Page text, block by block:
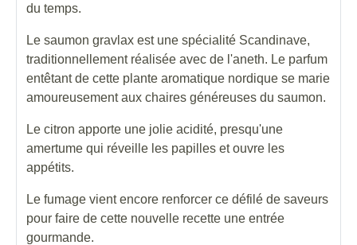
du temps.
Le saumon gravlax est une spécialité Scandinave,
traditionnellement réalisée avec de l'aneth. Le parfum
entêtant de cette plante aromatique nordique se marie
amoureusement aux chaires généreuses du saumon.
Le citron apporte une jolie acidité, presqu'une
amertume qui réveille les papilles et ouvre les
appétits.
Le fumage vient encore renforcer ce défilé de saveurs
pour faire de cette nouvelle recette une entrée
gourmande.